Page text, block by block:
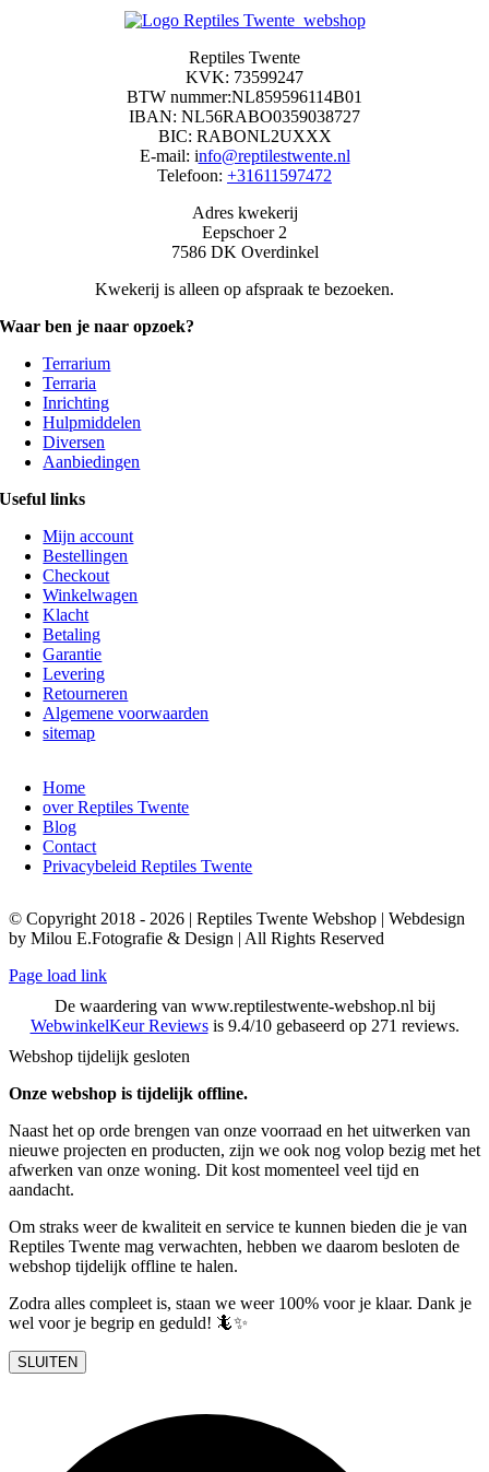
Reptiles Twente
KVK: 73599247
BTW nummer:NL859596114B01
IBAN: NL56RABO0359038727
BIC: RABONL2UXXX
E-mail: info@reptilestwente.nl
Telefoon: +31611597472
Adres kwekerij
Eepschoer 2
7586 DK Overdinkel
Kwekerij is alleen op afspraak te bezoeken.
Waar ben je naar opzoek?
Terrarium
Terraria
Inrichting
Hulpmiddelen
Diversen
Aanbiedingen
Useful links
Mijn account
Bestellingen
Checkout
Winkelwagen
Klacht
Betaling
Garantie
Levering
Retourneren
Algemene voorwaarden
sitemap
Home
over Reptiles Twente
Blog
Contact
Privacybeleid Reptiles Twente
© Copyright 2018 - 2026 | Reptiles Twente Webshop | Webdesign
by Milou E.Fotografie & Design | All Rights Reserved
Page load link
De waardering van www.reptilestwente-webshop.nl bij
WebwinkelKeur Reviewsis 9.4/10 gebaseerd op 271 reviews.
Webshop tijdelijk gesloten
Onze webshop is tijdelijk offline.
Naast het op orde brengen van onze voorraad en het uitwerken van
nieuwe projecten en producten, zijn we ook nog volop bezig met het
afwerken van onze woning. Dit kost momenteel veel tijd en
aandacht.
Om straks weer de kwaliteit en service te kunnen bieden die je van
Reptiles Twente mag verwachten, hebben we daarom besloten de
webshop tijdelijk offline te halen.
Zodra alles compleet is, staan we weer 100% voor je klaar. Dank je
wel voor je begrip en geduld! 🦎✨
SLUITEN